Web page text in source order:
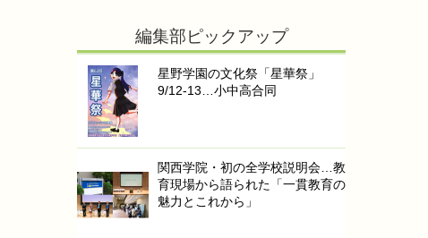
編集部ピックアップ
星野学園の文化祭「星華祭」
9/12-13…小中高合同
関西学院・初の全学校説明会…教
育現場から語られた「一貫教育の
魅力とこれから」